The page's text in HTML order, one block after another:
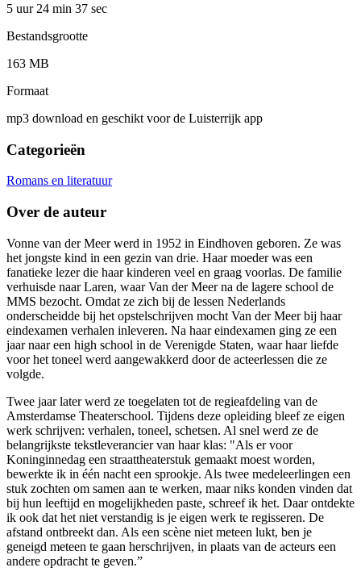
5 uur 24 min 37 sec
Bestandsgrootte
163 MB
Formaat
mp3 download en geschikt voor de Luisterrijk app
Categorieën
Romans en literatuur
Over de auteur
Vonne van der Meer werd in 1952 in Eindhoven geboren. Ze was
het jongste kind in een gezin van drie. Haar moeder was een
fanatieke lezer die haar kinderen veel en graag voorlas. De familie
verhuisde naar Laren, waar Van der Meer na de lagere school de
MMS bezocht. Omdat ze zich bij de lessen Nederlands
onderscheidde bij het opstelschrijven mocht Van der Meer bij haar
eindexamen verhalen inleveren. Na haar eindexamen ging ze een
jaar naar een high school in de Verenigde Staten, waar haar liefde
voor het toneel werd aangewakkerd door de acteerlessen die ze
volgde.
Twee jaar later werd ze toegelaten tot de regieafdeling van de
Amsterdamse Theaterschool. Tijdens deze opleiding bleef ze eigen
werk schrijven: verhalen, toneel, schetsen. Al snel werd ze de
belangrijkste tekstleverancier van haar klas: "Als er voor
Koninginnedag een straattheaterstuk gemaakt moest worden,
bewerkte ik in één nacht een sprookje. Als twee medeleerlingen een
stuk zochten om samen aan te werken, maar niks konden vinden dat
bij hun leeftijd en mogelijkheden paste, schreef ik het. Daar ontdekte
ik ook dat het niet verstandig is je eigen werk te regisseren. De
afstand ontbreekt dan. Als een scène niet meteen lukt, ben je
geneigd meteen te gaan herschrijven, in plaats van de acteurs een
andere opdracht te geven.”